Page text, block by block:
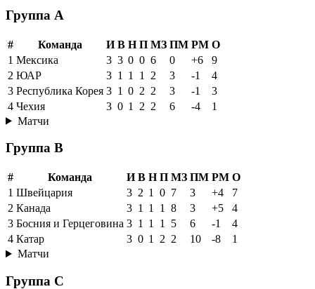
Группа A
# Команда И В Н П МЗ ПМ РМ О
1 Мексика 3 3 0 0 6 0 +6
9
2 ЮАР 3 1 1 1 2 3 -1
4
3 Республика Корея 3 1 0 2 2 3 -1
3
4 Чехия 3 0 1 2 2 6 -4
1
Матчи
Группа B
# Команда И В Н П МЗ ПМ РМ О
1 Швейцария 3 2 1 0 7 3 +4
7
2 Канада 3 1 1 1 8 3 +5
4
3 Босния и Герцеговина 3 1 1 1 5 6 -1
4
4 Катар 3 0 1 2 2 10 -8
1
Матчи
Группа C